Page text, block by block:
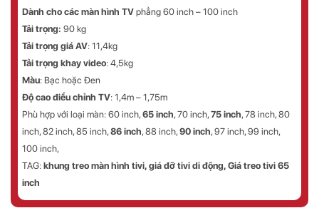
Dành cho các màn hình TV phẳng 60 inch – 100 inch
Tải trọng: 90 kg
Tải trọng giá AV: 11,4kg
Tải trọng khay video: 4,5kg
Màu: Bạc hoặc Đen
Độ cao điều chỉnh TV: 1,4m – 1,75m
Phù hợp với loại màn: 60 inch, 65 inch, 70 inch, 75 inch, 78 inch, 80
inch, 82 inch, 85 inch, 86 inch, 88 inch, 90 inch, 97 inch, 99 inch,
100 inch,
TAG: khung treo màn hình tivi, giá đỡ tivi di động, Giá treo tivi 65
inch